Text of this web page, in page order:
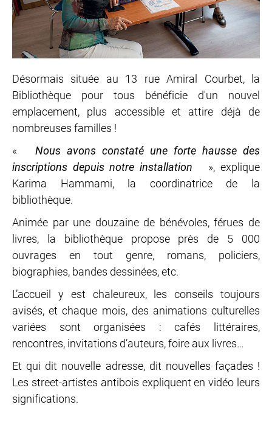
Désormais située au 13 rue Amiral Courbet, la
Bibliothèque pour tous bénéficie d'un nouvel
emplacement, plus accessible et attire déjà de
nombreuses familles !
« Nous avons constaté une forte hausse des
inscriptions depuis notre installation », explique
Karima Hammami, la coordinatrice de la
bibliothèque.
Animée par une douzaine de bénévoles, férues de
livres, la bibliothèque propose près de 5 000
ouvrages en tout genre, romans, policiers,
biographies, bandes dessinées, etc.
L’accueil y est chaleureux, les conseils toujours
avisés, et chaque mois, des animations culturelles
variées sont organisées : cafés littéraires,
rencontres, invitations d’auteurs, foire aux livres…
Et qui dit nouvelle adresse, dit nouvelles façades !
Les street-artistes antibois expliquent en vidéo leurs
significations.